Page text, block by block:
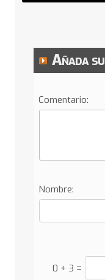
Añada
Comentario:
Nombre:
0 + 3 =